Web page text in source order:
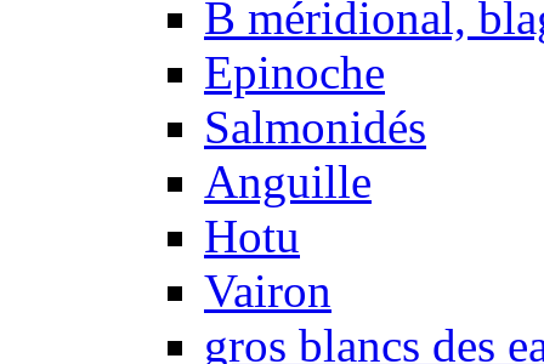
B méridional,
Epinoche
Salmonidés
Anguille
Hotu
Vairon
gros blancs des